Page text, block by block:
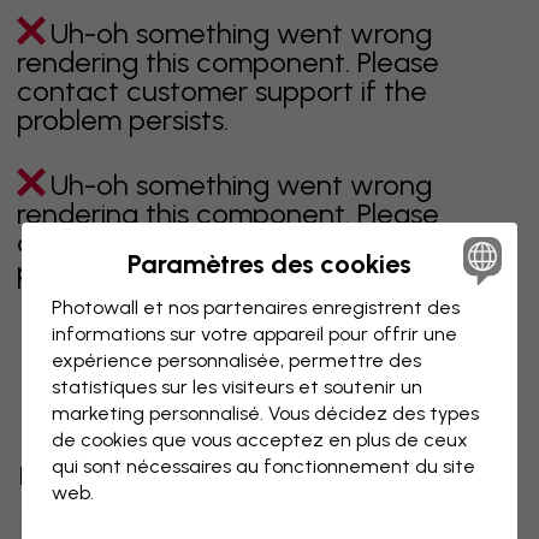
Uh-oh something went wrong
rendering this component. Please
contact customer support if the
problem persists.
Uh-oh something went wrong
rendering this component. Please
contact customer support if the
problem persists.
Page 1 sur 1 pages
Découvrez plus de catégories
Paramètres des cookies
Photowall et nos partenaires enregistrent des
informations sur votre appareil pour offrir une
expérience personnalisée, permettre des
statistiques sur les visiteurs et soutenir un
marketing personnalisé. Vous décidez des types
de cookies que vous acceptez en plus de ceux
qui sont nécessaires au fonctionnement du site
web.